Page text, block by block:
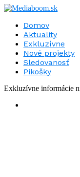
Domov
Aktuality
Exkluzívne
Nové projekty
Sledovanosť
Pikošky
Exkluzívne informácie